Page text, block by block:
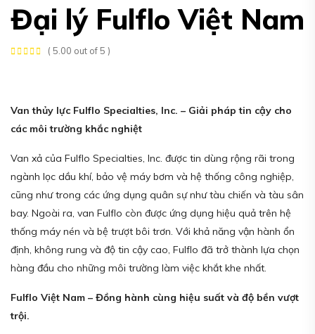
Đại lý Fulflo Việt Nam
( 5.00 out of 5 )
Van thủy lực Fulflo Specialties, Inc. – Giải pháp tin cậy cho
các môi trường khắc nghiệt
Van xả của Fulflo Specialties, Inc. được tin dùng rộng rãi trong
ngành lọc dầu khí, bảo vệ máy bơm và hệ thống công nghiệp,
cũng như trong các ứng dụng quân sự như tàu chiến và tàu sân
bay. Ngoài ra, van Fulflo còn được ứng dụng hiệu quả trên hệ
thống máy nén và bệ trượt bôi trơn. Với khả năng vận hành ổn
định, không rung và độ tin cậy cao, Fulflo đã trở thành lựa chọn
hàng đầu cho những môi trường làm việc khắt khe nhất.
Fulflo Việt Nam – Đồng hành cùng hiệu suất và độ bền vượt
trội.